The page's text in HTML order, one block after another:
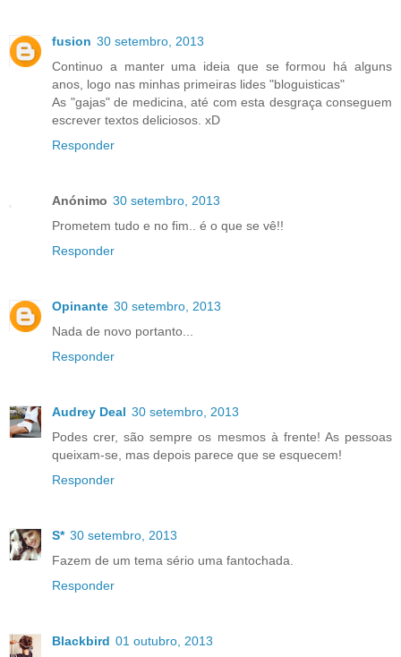
fusion 30 setembro, 2013
Continuo a manter uma ideia que se formou há alguns
anos, logo nas minhas primeiras lides "bloguisticas"
As "gajas" de medicina, até com esta desgraça conseguem
escrever textos deliciosos. xD
Responder
Anónimo 30 setembro, 2013
Prometem tudo e no fim.. é o que se vê!!
Responder
Opinante 30 setembro, 2013
Nada de novo portanto...
Responder
Audrey Deal 30 setembro, 2013
Podes crer, são sempre os mesmos à frente! As pessoas
queixam-se, mas depois parece que se esquecem!
Responder
S* 30 setembro, 2013
Fazem de um tema sério uma fantochada.
Responder
Blackbird 01 outubro, 2013